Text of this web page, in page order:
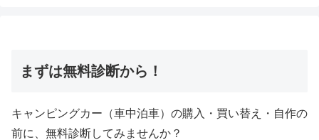
まずは無料診断から！
キャンピングカー（車中泊車）の購入・買い替え・自作の
前に、無料診断してみませんか？